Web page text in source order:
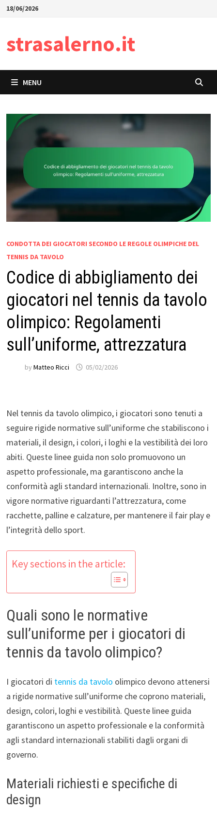
Skip18/06/2026
strasalerno.it
MENU
CONDOTTA DEI GIOCATORI SECONDO LE REGOLE OLIMPICHE DEL
TENNIS DA TAVOLO
Codice di abbigliamento dei
giocatori nel tennis da tavolo
olimpico: Regolamenti
sull’uniforme, attrezzatura
by Matteo Ricci 05/02/2026
Nel tennis da tavolo olimpico, i giocatori sono tenuti a
seguire rigide normative sull’uniforme che stabiliscono i
materiali, il design, i colori, i loghi e la vestibilità dei loro
abiti. Queste linee guida non solo promuovono un
aspetto professionale, ma garantiscono anche la
conformità agli standard internazionali. Inoltre, sono in
vigore normative riguardanti l’attrezzatura, come
racchette, palline e calzature, per mantenere il fair play e
l’integrità dello sport.
Key sections in the article:
Quali sono le normative
sull’uniforme per i giocatori di
tennis da tavolo olimpico?
I giocatori di tennis da tavolo olimpico devono attenersi
a rigide normative sull’uniforme che coprono materiali,
design, colori, loghi e vestibilità. Queste linee guida
garantiscono un aspetto professionale e la conformità
agli standard internazionali stabiliti dagli organi di
governo.
Materiali richiesti e specifiche di
design